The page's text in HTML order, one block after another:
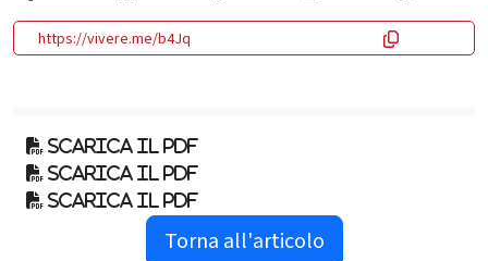
https://vivere.me/b4Jq
Scarica il pdf
Scarica il pdf
Scarica il pdf
Torna all'articolo